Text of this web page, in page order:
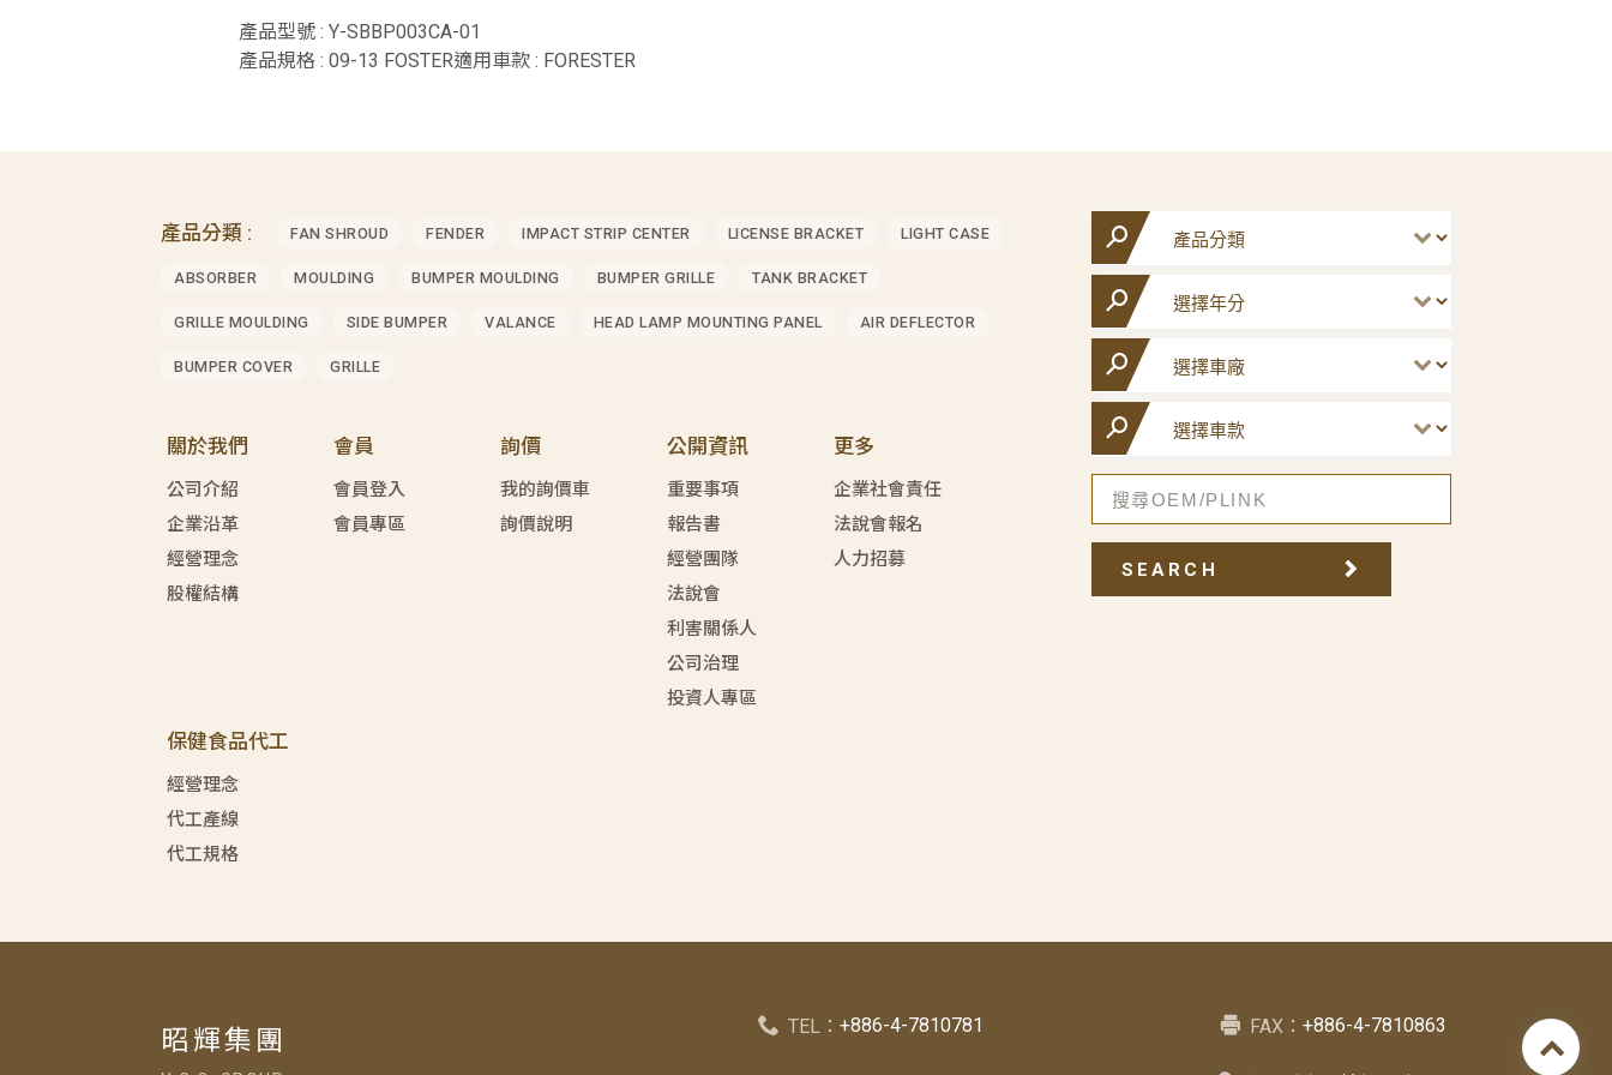
產品型號 : Y-SBBP003CA-01
產品規格 : 09-13 FOSTER適用車款 : FORESTER
產品分類 : FAN SHROUD FENDER IMPACT STRIP CENTER LICENSE BRACKET LIGHT CASE
ABSORBER MOULDING BUMPER MOULDING BUMPER GRILLE TANK BRACKET
GRILLE MOULDING SIDE BUMPER VALANCE HEAD LAMP MOUNTING PANEL AIR DEFLECTOR
BUMPER COVER GRILLE
關於我們
公司介紹
企業沿革
經營理念
股權結構
會員
會員登入
會員專區
詢價
我的詢價車
詢價說明
公開資訊
重要事項
報告書
經營團隊
法說會
利害關係人
公司治理
投資人專區
更多
企業社會責任
法說會報名
人力招募
保健食品代工
經營理念
代工產線
代工規格
SEARCH
昭輝集團 TEL： +886-4-7810781 FAX：+886-4-7810863